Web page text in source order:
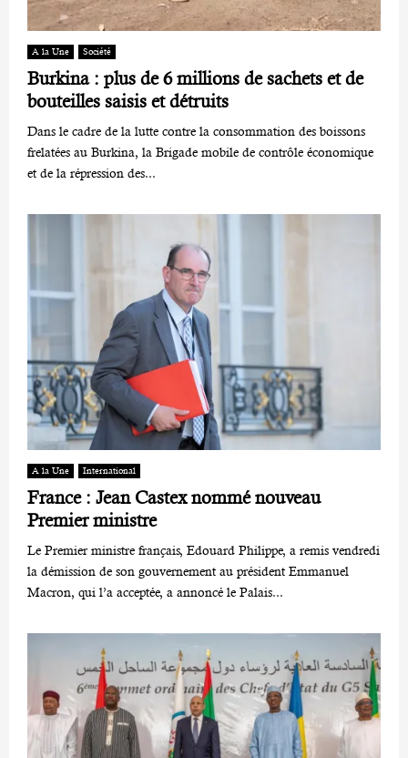
A la Une Société
Burkina : plus de 6 millions de sachets et de
bouteilles saisis et détruits
Dans le cadre de la lutte contre la consommation des boissons
frelatées au Burkina, la Brigade mobile de contrôle économique
et de la répression des...
A la Une International
France : Jean Castex nommé nouveau
Premier ministre
Le Premier ministre français, Edouard Philippe, a remis vendredi
la démission de son gouvernement au président Emmanuel
Macron, qui l’a acceptée, a annoncé le Palais...